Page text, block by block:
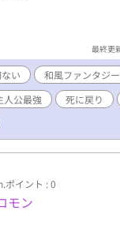
最終更
い 和風ファンタジー
人公最強 死に戻り
ポイント : 0
モン